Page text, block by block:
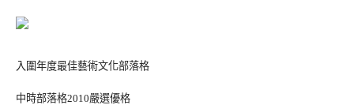
入圍年度最佳藝術文化部落格
中時部落格2010嚴選優格